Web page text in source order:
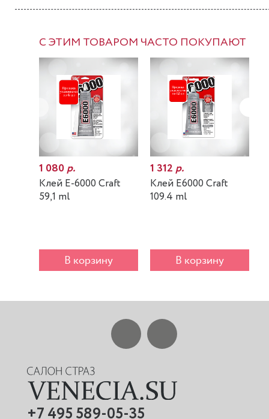
С ЭТИМ ТОВАРОМ ЧАСТО ПОКУПАЮТ
1 080р.
Клей E-6000 Craft
59,1 ml
В корзину
1 312р.
Клей E6000 Craft
109.4 ml
В корзину
+7 495 589-05-35